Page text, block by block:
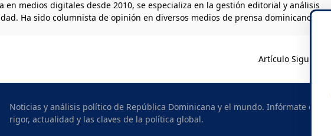
en medios digitales desde 2010, se especializa en la gestión editorial y análisis
Ha sido columnista de opinión en diversos medios de prensa dominicanos.
Artículo Siguiente
Noticias y análisis político de República Dominicana y el mundo. Infórmate con
rigor, actualidad y las claves de la política global.